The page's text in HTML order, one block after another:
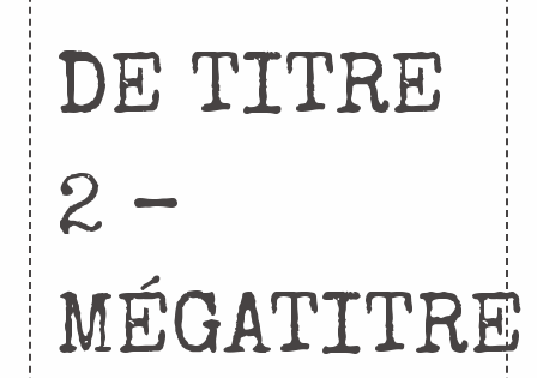
DE TITRE
2 –
MÉGATITRE